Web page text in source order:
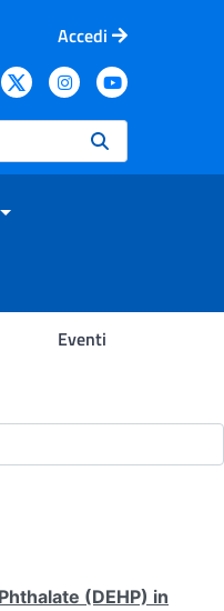
Accedi
Eventi
(DEHP) in